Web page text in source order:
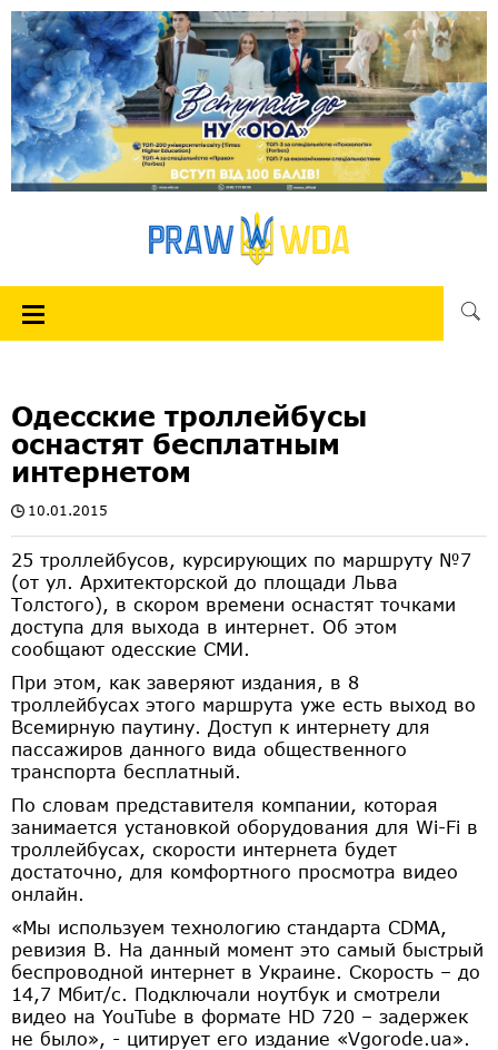
Одесские троллейбусы
оснастят бесплатным
интернетом
10.01.2015
25 троллейбусов, курсирующих по маршруту №7
(от ул. Архитекторской до площади Льва
Толстого), в скором времени оснастят точками
доступа для выхода в интернет. Об этом
сообщают одесские СМИ.
При этом, как заверяют издания, в 8
троллейбусах этого маршрута уже есть выход во
Всемирную паутину. Доступ к интернету для
пассажиров данного вида общественного
транспорта бесплатный.
По словам представителя компании, которая
занимается установкой оборудования для Wi-Fi в
троллейбусах, скорости интернета будет
достаточно, для комфортного просмотра видео
онлайн.
«Мы используем технологию стандарта CDMA,
ревизия B. На данный момент это самый быстрый
беспроводной интернет в Украине. Скорость – до
14,7 Мбит/с. Подключали ноутбук и смотрели
видео на YouTube в формате HD 720 – задержек
не было», - цитирует его издание «Vgorode.ua».